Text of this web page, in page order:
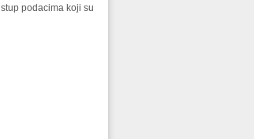
podacima koji su